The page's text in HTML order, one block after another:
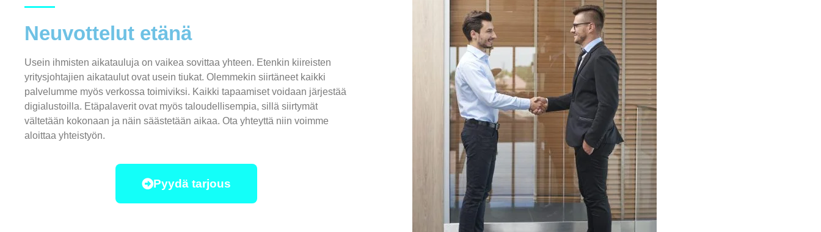
Neuvottelut etänä
Usein ihmisten aikatauluja on vaikea sovittaa yhteen. Etenkin kiireisten
yritysjohtajien aikataulut ovat usein tiukat. Olemmekin siirtäneet kaikki
palvelumme myös verkossa toimiviksi. Kaikki tapaamiset voidaan järjestää
digialustoilla. Etäpalaverit ovat myös taloudellisempia, sillä siirtymät
vältetään kokonaan ja näin säästetään aikaa. Ota yhteyttä niin voimme
aloittaa yhteistyön.
Pyydä tarjous